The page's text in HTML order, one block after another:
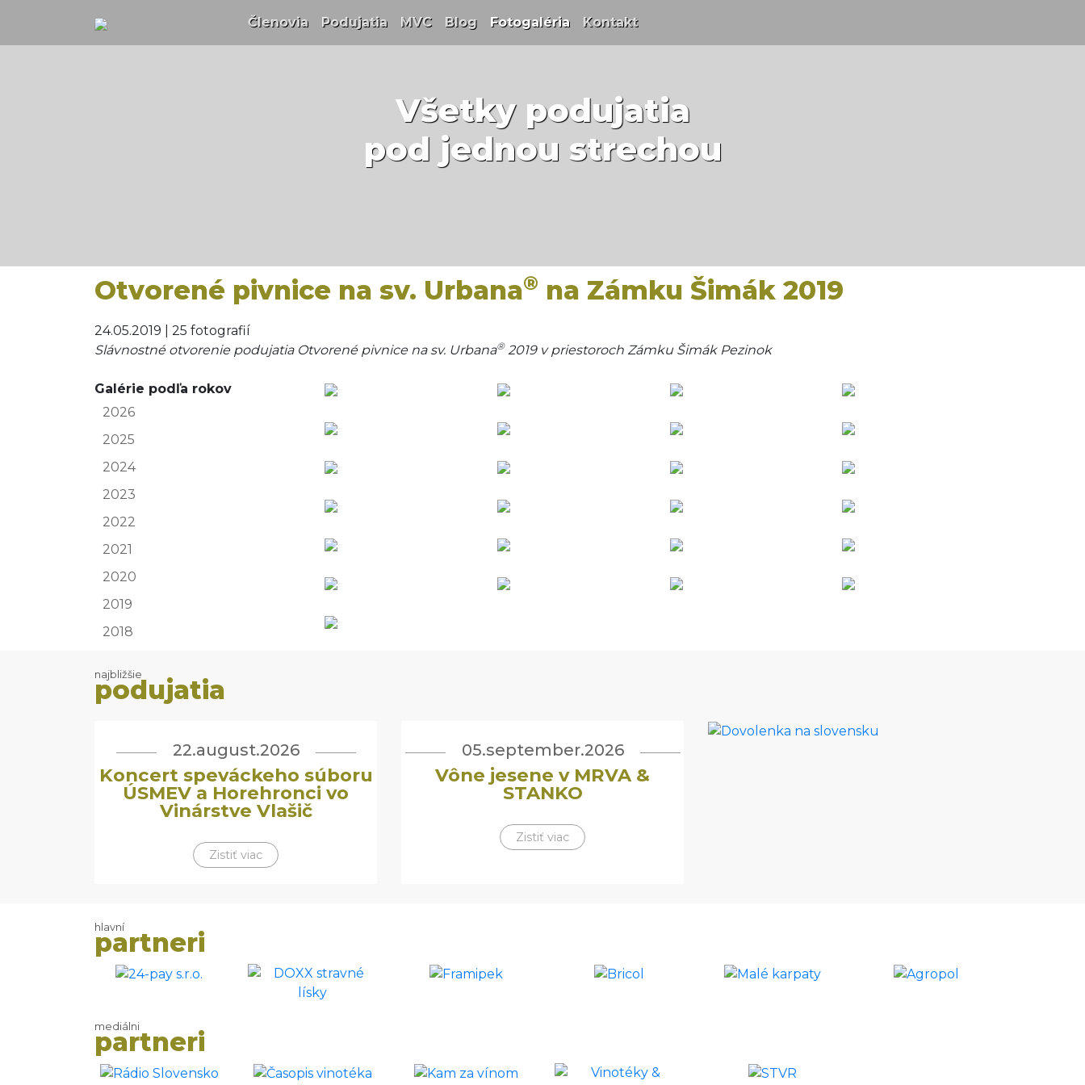
Členovia (current)
Podujatia (current)
MVC(current)
Blog (current)
Fotogaléria (current)
Kontakt(current)
Všetky podujatia
pod jednou strechou
Otvorené pivnice na sv. Urbana® na Zámku Šimák 2019
24.05.2019 | 25 fotografií
Slávnostné otvorenie podujatia Otvorené pivnice na sv. Urbana®2019 v priestoroch Zámku Šimák Pezinok
Galérie podľa rokov
2026
2025
2024
2023
2022
2021
2020
2019
2018
najbližšie
podujatia
22.august.2026
Koncert speváckeho súboru
ÚSMEV a Horehronci vo
Vinárstve Vlašič
Zistiť viac
05.september.2026
Vône jesene v MRVA &
STANKO
Zistiť viac
hlavní
partneri
mediálni
partneri